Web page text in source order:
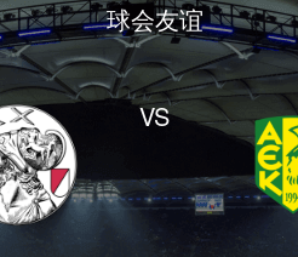
球会友谊
VS